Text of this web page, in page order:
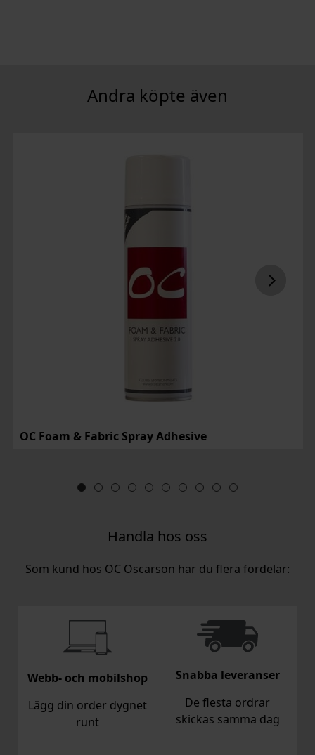
OC Foam & Fabric Spray Adhesive
Handla hos oss
Som kund hos OC Oscarson har du flera fördelar:
Webb- och mobilshop
Lägg din order dygnet
runt
Snabba leveranser
De flesta ordrar
skickas samma dag